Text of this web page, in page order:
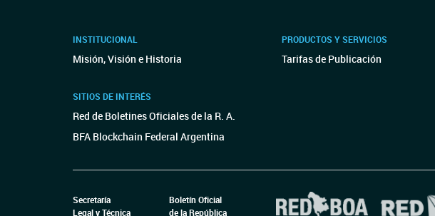
INSTITUCIONAL
Misión, Visión e Historia
SITIOS DE INTERÉS
Red de Boletines Oficiales de la R. A.
BFA Blockchain Federal Argentina
PRODUCTOS Y SERVICIOS
Tarifas de Publicación
Secretaría
Legal y Técnica
Boletín Oficial
de la República